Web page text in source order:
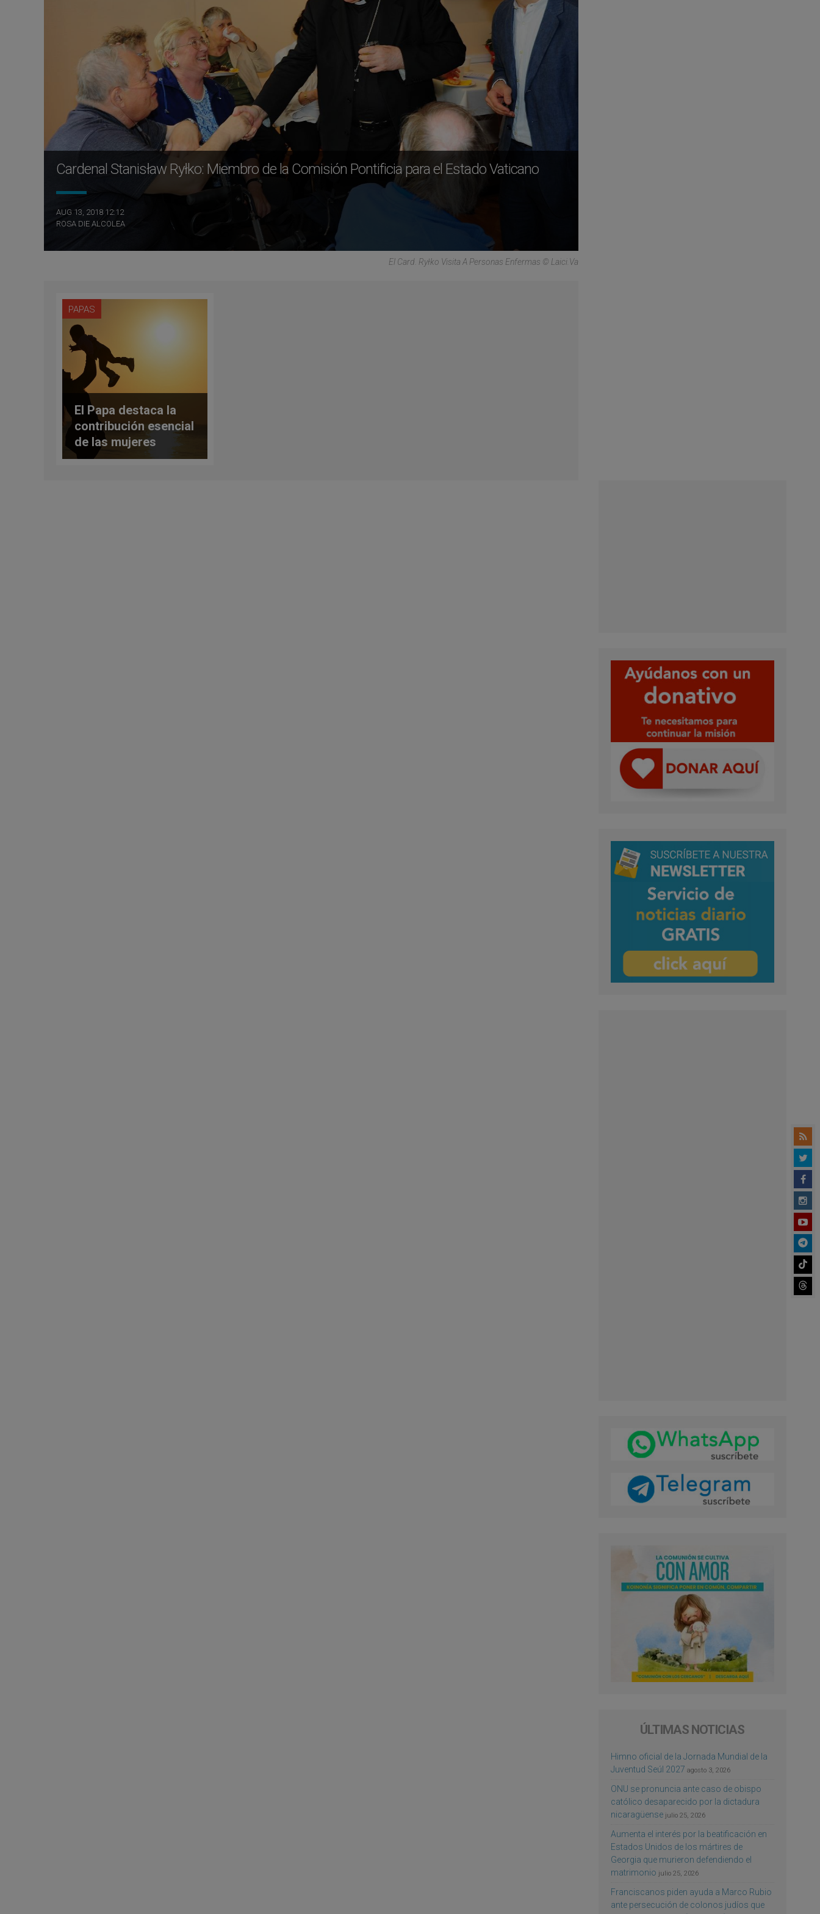
Cardenal Stanisław Ryłko: Miembro de la Comisión Pontificia para el Estado Vaticano
AUG 13, 2018 12:12
ROSA DIE ALCOLEA
El Card. Ryłko Visita A Personas Enfermas © Laici.va
PAPAS
El Papa destaca la
contribución esencial
de las mujeres
trabajadoras
ÚLTIMAS NOTICIAS
Himno oficial de la Jornada Mundial de la
Juventud Seúl 2027 agosto 3, 2026
ONU se pronuncia ante caso de obispo
católico desaparecido por la dictadura
nicaragüense julio 25, 2026
Aumenta el interés por la beatificación en
Estados Unidos de los mártires de
Georgia que murieron defendiendo el
matrimonio julio 25, 2026
Franciscanos piden ayuda a Marco Rubio
ante persecución de colonos judíos que